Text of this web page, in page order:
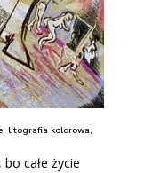
litografia kolorowa,
całe życie